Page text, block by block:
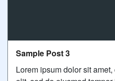
Sample Post 3
Lorem ipsum dolor sit